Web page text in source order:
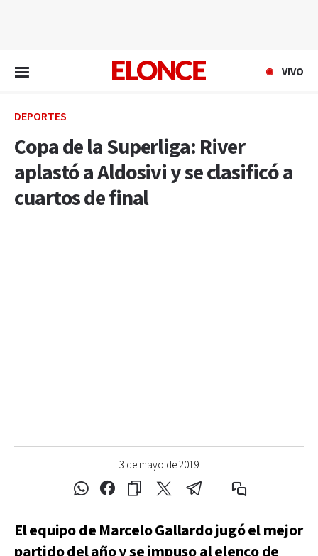
VIVO
DEPORTES
Copa de la Superliga: River
aplastó a Aldosivi y se clasificó a
cuartos de final
3 de mayo de 2019
El equipo de Marcelo Gallardo jugó el mejor